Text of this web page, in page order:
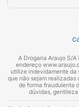
presentes nas
vitamina E,
pelos radicais
produção de
firme e jovem.
forma prática
A Drogaria Araujo S/
endereço
utilize indevidamente da
que não sejam realizadas
de forma fraudulenta
dúvidas,